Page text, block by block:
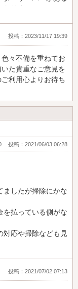
りするのでこのホ
ん。でもこの日は
、部屋に入りすぐ
行くか、ウォーター
うなんとも気持ち
済みの歯ブラシが
もう言いませんで
欲しい。
したのはこれぐら
はなく自分のスマ
くなるので本当に嫌
てしまっているの
前みたいにTVの
。
いち電話したらいい
投稿：2023/11/17 19:39
々不備を重ねてお
た貴重なご意見を
利用心よりお待ち
投稿：2021/06/03 06:28
ましたが掃除にかな
を払っている側がな
対応や掃除なども見
をオーダーすると
べ終わった食器を
投稿：2021/07/02 07:13